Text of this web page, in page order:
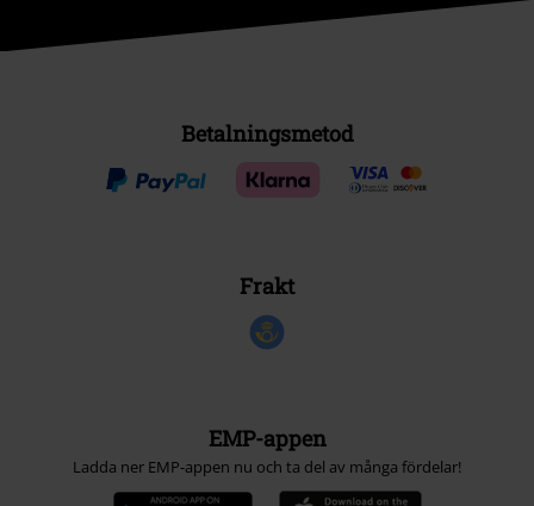
Betalningsmetod
Frakt
EMP-appen
Ladda ner EMP-appen nu och ta del av många fördelar!